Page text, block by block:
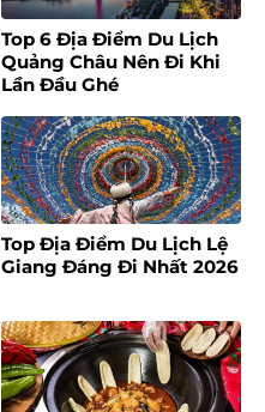
Top 6 Địa Điểm Du Lịch
Quảng Châu Nên Đi Khi
Lần Đầu Ghé
Top Địa Điểm Du Lịch Lệ
Giang Đáng Đi Nhất 2026